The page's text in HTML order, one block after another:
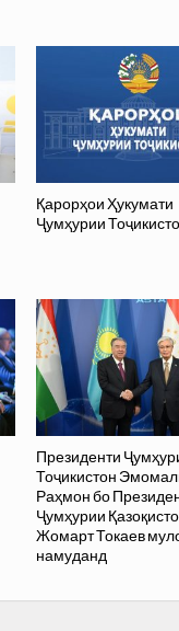
Қарорҳои Ҳукумати
Ҷумҳурии
Президенти
Тоҷикистон
Раҳмон бо
Ҷумҳурии
Жомарт Токаев
намуданд